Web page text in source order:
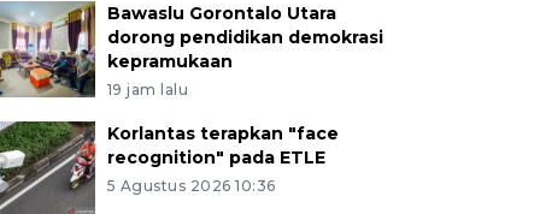
Bawaslu Gorontalo Utara
dorong pendidikan demokrasi
kepramukaan
19 jam lalu
Korlantas terapkan "face
recognition" pada ETLE
5 Agustus 2026 10:36